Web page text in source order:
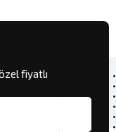
fiyatlı